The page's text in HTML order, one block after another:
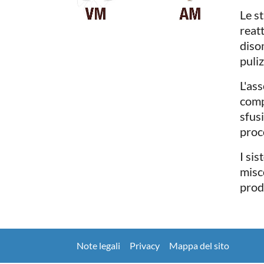
Le
I
Note legali Privacy Mappa del sito